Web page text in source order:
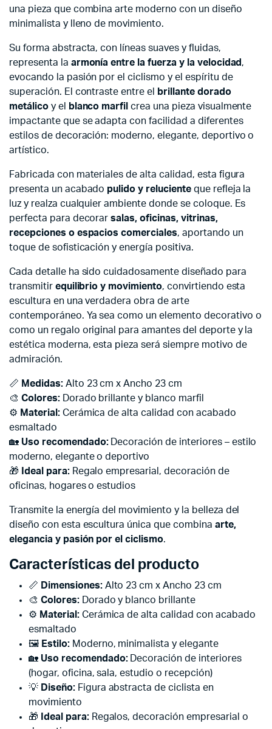
una pieza que combina arte moderno con un diseño
minimalista y lleno de movimiento.
Su forma abstracta, con líneas suaves y fluidas,
representa la armonía entre la fuerza y la velocidad ,
evocando la pasión por el ciclismo y el espíritu de
superación. El contraste entre el
brillante dorado
metálicoy el blanco marfil crea una pieza visualmente
impactante que se adapta con facilidad a diferentes
estilos de decoración: moderno, elegante, deportivo o
artístico.
Fabricada con materiales de alta calidad, esta figura
presenta un acabado pulido y relucienteque refleja la
luz y realza cualquier ambiente donde se coloque. Es
perfecta para decorarsalas, oficinas, vitrinas,
recepciones o espacios comerciales, aportando un
toque de sofisticación y energía positiva.
Cada detalle ha sido cuidadosamente diseñado para
transmitir equilibrio y movimiento, convirtiendo esta
escultura en una verdadera obra de arte
contemporáneo. Ya sea como un elemento decorativo o
como un regalo original para amantes del deporte y la
estética moderna, esta pieza será siempre motivo de
admiración.
📏 Medidas:Alto 23 cm x Ancho 23 cm
🎨 Colores:Dorado brillante y blanco marfil
⚙️ Material:Cerámica de alta calidad con acabado
esmaltado
🏡 Uso recomendado:Decoración de interiores – estilo
moderno, elegante o deportivo
🎁
Ideal para:Regalo empresarial, decoración de
oficinas, hogares o estudios
Transmite la energía del movimiento y la belleza del
diseño con esta escultura única que combina arte,
elegancia y pasión por el ciclismo.
Características del producto
📏 Dimensiones:Alto 23 cm x Ancho 23 cm
🎨 Colores:Dorado y blanco brillante
⚙️ Material:Cerámica de alta calidad con acabado
esmaltado
🖼️ Estilo:Moderno, minimalista y elegante
🏡 Uso recomendado:Decoración de interiores
(hogar, oficina, sala, estudio o recepción)
💡 Diseño:Figura abstracta de ciclista en
movimiento
🎁
Ideal para:Regalos, decoración empresarial o